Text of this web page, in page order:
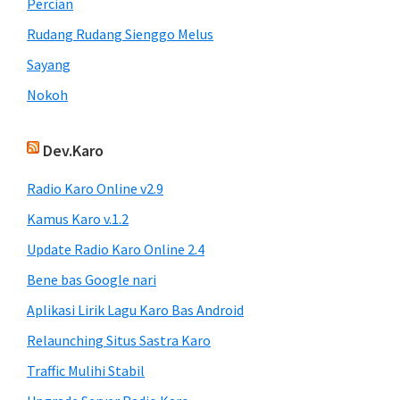
Percian
Rudang Rudang Sienggo Melus
Sayang
Nokoh
Dev.Karo
Radio Karo Online v2.9
Kamus Karo v.1.2
Update Radio Karo Online 2.4
Bene bas Google nari
Aplikasi Lirik Lagu Karo Bas Android
Relaunching Situs Sastra Karo
Traffic Mulihi Stabil